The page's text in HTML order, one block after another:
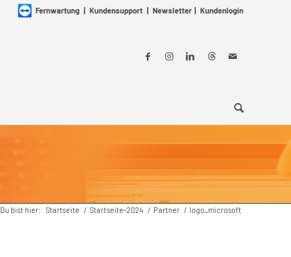
Fernwartung | Kundensupport | Newsletter | Kundenlogin
Du bist hier: Startseite / Startseite-2024 / Partner / logo_microsoft